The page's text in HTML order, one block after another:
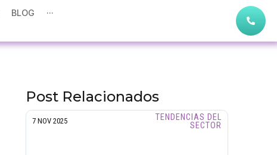
BLOG ···
Post Relacionados
7 NOV 2025
TENDENCIAS DEL
SECTOR